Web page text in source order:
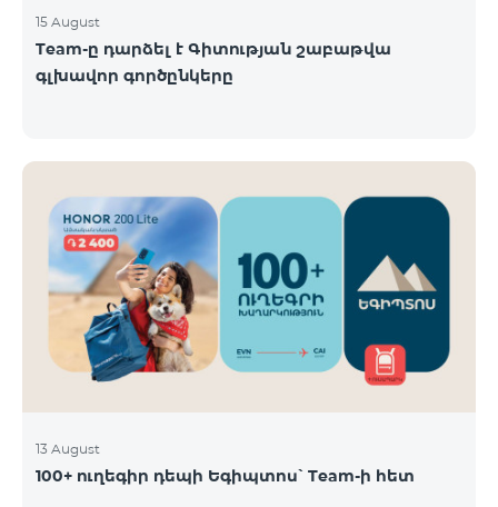
15 August
Team-ը դարձել է Գիտության շաբաթվա
գլխավոր գործընկերը
13 August
100+ ուղեգիր դեպի Եգիպտոս՝ Team-ի հետ